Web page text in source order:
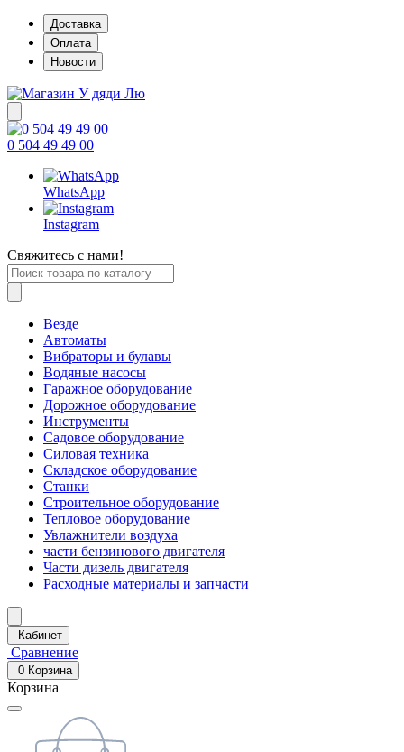
Доставка
Оплата
Новости
0 504 49 49 00
WhatsApp
Instagram
Свяжитесь с нами!
Везде
Автоматы
Вибраторы и булавы
Водяные насосы
Гаражное оборудование
Дорожное оборудование
Инструменты
Садовое оборудование
Силовая техника
Складское оборудование
Станки
Строительное оборудование
Тепловое оборудование
Увлажнители воздуха
части бензинового двигателя
Части дизель двигателя
Расходные материалы и запчасти
Кабинет
Сравнение
0 Корзина
Корзина